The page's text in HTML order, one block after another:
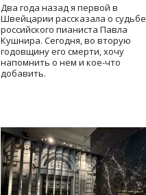
Два года назад я первой в
Швейцарии рассказала о судьбе
российского пианиста Павла
Кушнира. Сегодня, во вторую
годовщину его смерти, хочу
напомнить о нем и кое-что
добавить.